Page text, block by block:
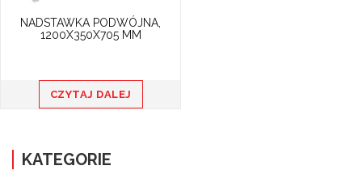
NADSTAWKA PODWÓJNA,
1200X350X705 MM
CZYTAJ DALEJ
KATEGORIE